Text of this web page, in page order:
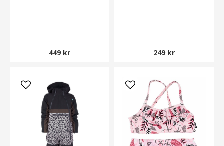
449 kr 249 kr